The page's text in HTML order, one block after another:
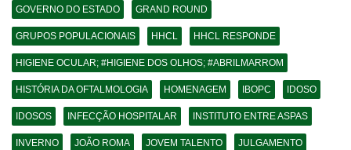
GOVERNO DO ESTADO GRAND ROUND
GRUPOS POPULACIONAIS HHCL HHCL RESPONDE
HIGIENE OCULAR; #HIGIENE DOS OLHOS; #ABRILMARROM
HISTÓRIA DA OFTALMOLOGIA HOMENAGEM IBOPC IDOSO
IDOSOS INFECÇÃO HOSPITALAR INSTITUTO ENTRE ASPAS
INVERNO JOÃO ROMA JOVEM TALENTO JULGAMENTO